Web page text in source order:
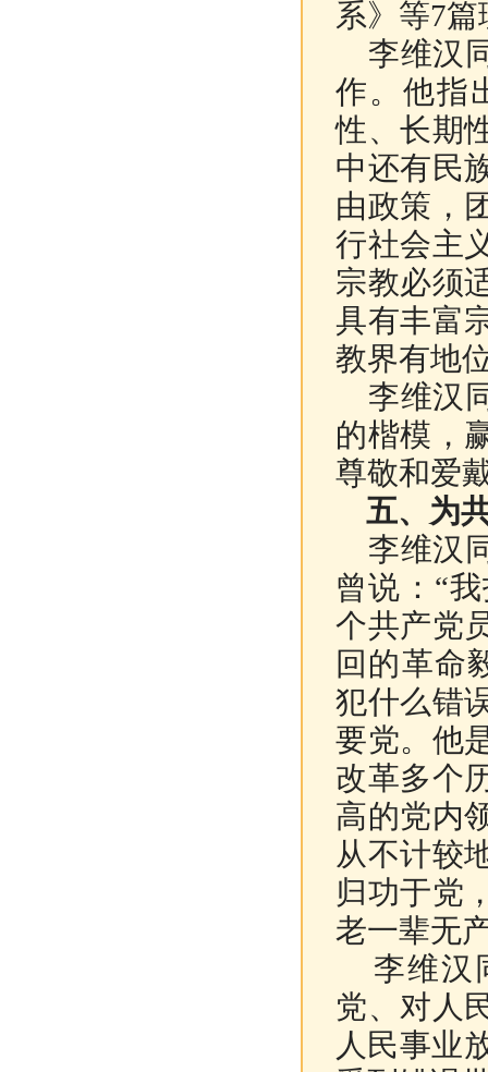
系》等7
李维汉
作。他指
性、长期
中还有民
由政策，
行社会主
宗教必须
具有丰富
教界有地
李维汉
的楷模，
尊敬和爱
五、为
李维汉
曾说：“
个共产党
回的革命
犯什么错
要党。他
改革多个
高的党内
从不计较
归功于党
老一辈无
李维汉
党、对人
人民事业